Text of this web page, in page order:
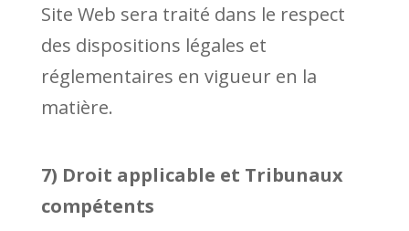
Site Web sera traité dans le respect
des dispositions légales et
réglementaires en vigueur en la
matière.
7) Droit applicable et Tribunaux
compétents